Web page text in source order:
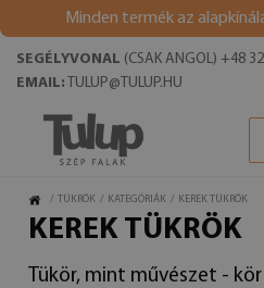
Minden termék az
SEGÉLYVONAL (CSAK ANGOL) +48
EMAIL: TULUP@TULUP.HU
/ TÜKRÖK / KATEGÓRIÁK / KEREK TÜKRÖK
KEREK TÜKRÖK
Tükör, mint művészet -